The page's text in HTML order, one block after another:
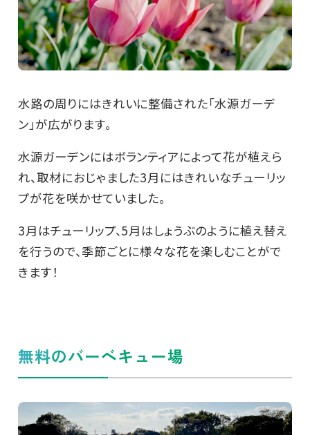
水路の周りにはきれいに整備された「水源ガーデ
ン」が広がります。
水源ガーデンにはボランティアによって花が植えら
れ、取材におじゃました3月にはきれいなチューリッ
プが花を咲かせていました。
3月はチューリップ、5月はしょうぶのように植え替え
を行うので、季節ごとに様々な花を楽しむことがで
きます！
無料のバーベキュー場